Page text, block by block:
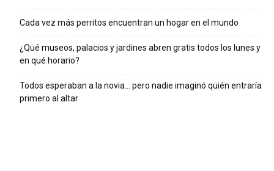
Cada vez más perritos encuentran un hogar en el mundo
¿Qué museos, palacios y jardines abren gratis todos los lunes y
en qué horario?
Todos esperaban a la novia… pero nadie imaginó quién entraría
primero al altar